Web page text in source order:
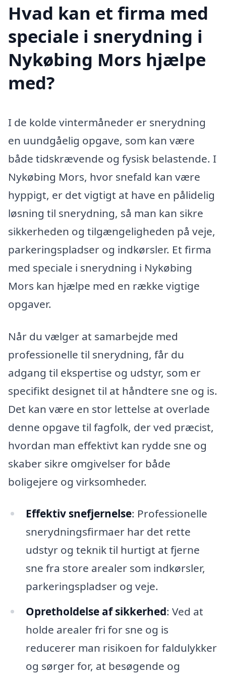
Hvad kan et firma med
speciale i snerydning i
Nykøbing Mors hjælpe
med?
I de kolde vintermåneder er snerydning
en uundgåelig opgave, som kan være
både tidskrævende og fysisk belastende. I
Nykøbing Mors, hvor snefald kan være
hyppigt, er det vigtigt at have en pålidelig
løsning til snerydning, så man kan sikre
sikkerheden og tilgængeligheden på veje,
parkeringspladser og indkørsler. Et firma
med speciale i snerydning i Nykøbing
Mors kan hjælpe med en række vigtige
opgaver.
Når du vælger at samarbejde med
professionelle til snerydning, får du
adgang til ekspertise og udstyr, som er
specifikt designet til at håndtere sne og is.
Det kan være en stor lettelse at overlade
denne opgave til fagfolk, der ved præcist,
hvordan man effektivt kan rydde sne og
skaber sikre omgivelser for både
boligejere og virksomheder.
Effektiv snefjernelse: Professionelle
snerydningsfirmaer har det rette
udstyr og teknik til hurtigt at fjerne
sne fra store arealer som indkørsler,
parkeringspladser og veje.
Opretholdelse af sikkerhed: Ved at
holde arealer fri for sne og is
reducerer man risikoen for faldulykker
og sørger for, at besøgende og